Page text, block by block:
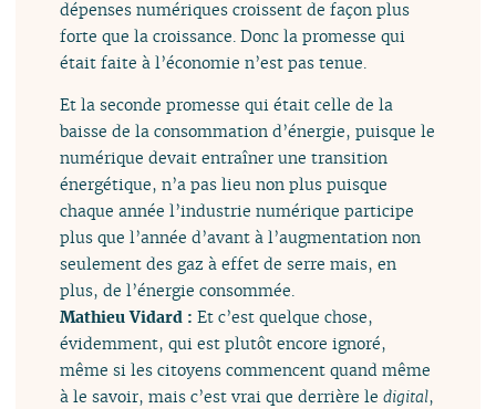
dépenses numériques croissent de façon plus
forte que la croissance. Donc la promesse qui
était faite à l’économie n’est pas tenue.
Et la seconde promesse qui était celle de la
baisse de la consommation d’énergie, puisque le
numérique devait entraîner une transition
énergétique, n’a pas lieu non plus puisque
chaque année l’industrie numérique participe
plus que l’année d’avant à l’augmentation non
seulement des gaz à effet de serre mais, en
plus, de l’énergie consommée.
Mathieu Vidard :Et c’est quelque chose,
évidemment, qui est plutôt encore ignoré,
même si les citoyens commencent quand même
à le savoir, mais c’est vrai que derrière ledigital,